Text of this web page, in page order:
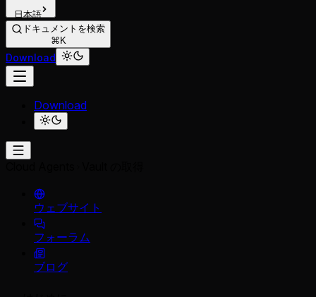
日本語
ドキュメントを検索
⌘K
Download
Download
ウェブサイト
フォーラム
ブログ